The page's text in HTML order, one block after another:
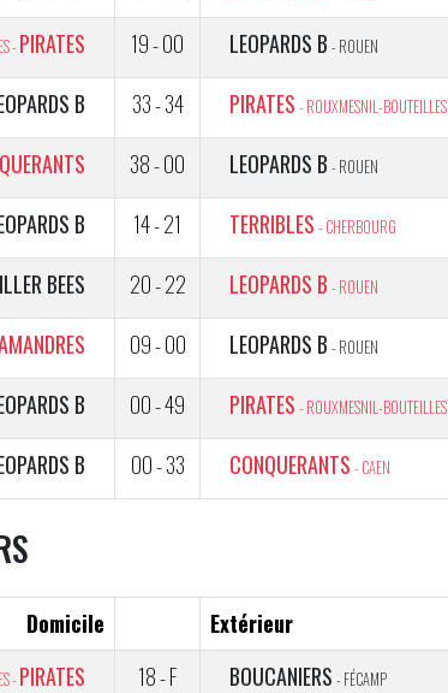
- PIRATES 19 - 00 LEOPARDS B - ROUEN
B 33 - 34 PIRATES - ROUXMESNIL-BOUTEILLES
38 - 00 LEOPARDS B - ROUEN
B 14 - 21 TERRIBLES - CHERBOURG
BEES 20 - 22 LEOPARDS B - ROUEN
09 - 00 LEOPARDS B - ROUEN
B 00 - 49 PIRATES - ROUXMESNIL-BOUTEILLES
B 00 - 33 CONQUERANTS - CAEN
Domicile
Extérieur
- PIRATES 18 - F BOUCANIERS - FÉCAMP